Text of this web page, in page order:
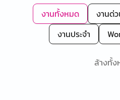
งานทั้งหมด งานด่
งานประจำ
ล้างทั้